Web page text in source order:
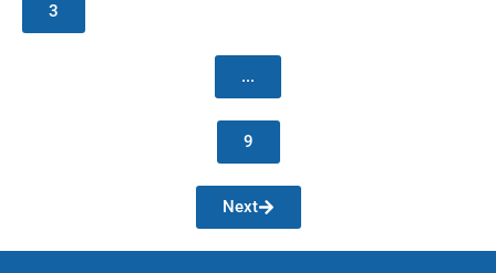
3
...
9
Next